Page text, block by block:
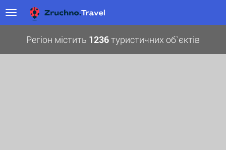
Регіон містить 1236туристичних об`єктів